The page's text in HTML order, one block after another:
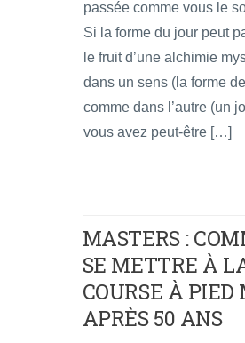
passée comme vous le
Si la forme du jour peut
le fruit d’une alchimie
dans un sens (la forme
comme dans l’autre (un
vous avez peut-être […]
MASTERS :
SE METTRE À
COURSE À PIED
APRÈS 50 ANS